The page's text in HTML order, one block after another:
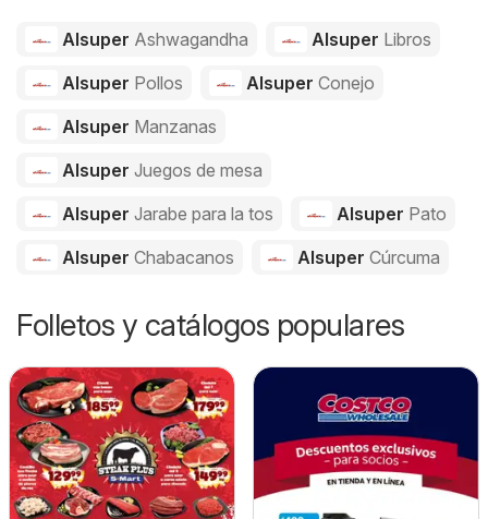
Alsuper Ashwagandha Alsuper Libros
Alsuper Pollos Alsuper Conejo
Alsuper Manzanas
Alsuper Juegos de mesa
Alsuper Jarabe para la tos Alsuper Pato
Alsuper Chabacanos Alsuper Cúrcuma
Folletos y catálogos populares